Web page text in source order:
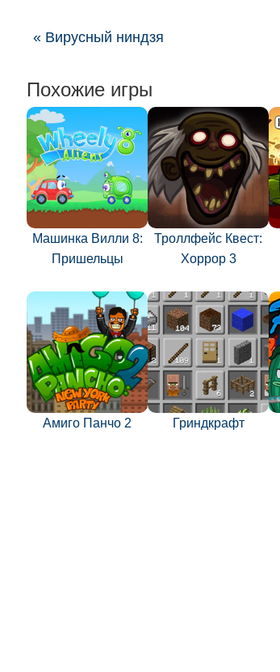
« Вирусный ниндзя
Похожие игры
Машинка Вилли 8:
Пришельцы
Троллфейс Квест:
Хоррор 3
Амиго Панчо 2 Гриндкрафт